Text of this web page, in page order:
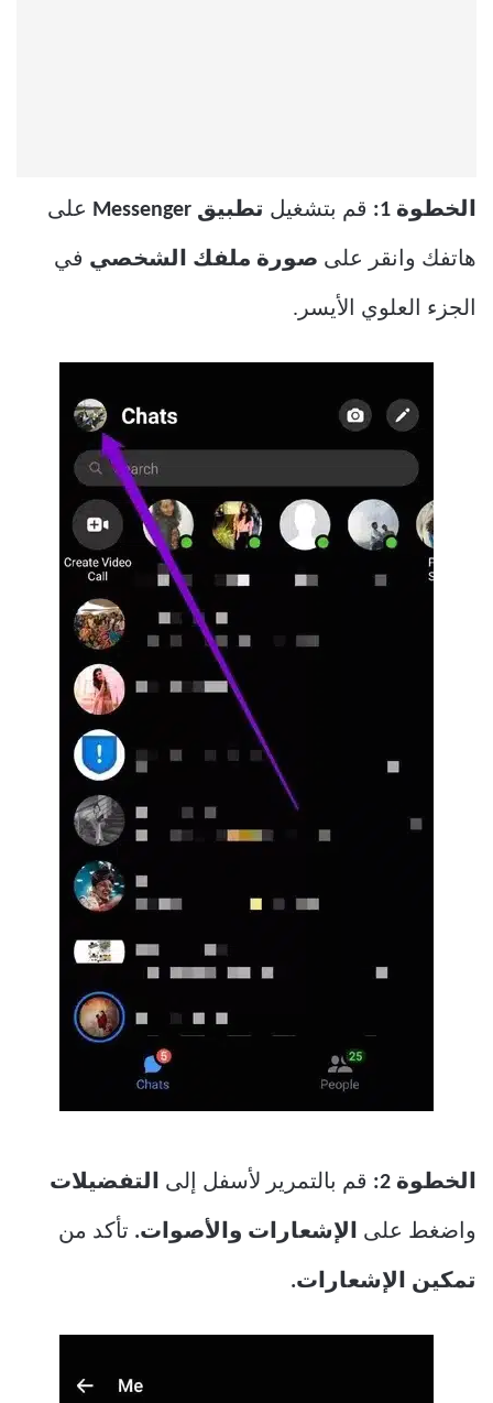
الخطوة 1: قم بتشغيل تطبيق Messenger على
هاتفك وانقر على صورة ملفك الشخصي في
الجزء العلوي الأيسر.
الخطوة 2: قم بالتمرير لأسفل إلى التفضيلات
واضغط على الإشعارات والأصوات. تأكد من
تمكين الإشعارات.